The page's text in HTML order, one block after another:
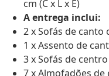
cm (C x L x E)
A entrega inclui:
2 x Sofás de
1 x Assento de
3 x Sofás de centro
7 x Almofadões de